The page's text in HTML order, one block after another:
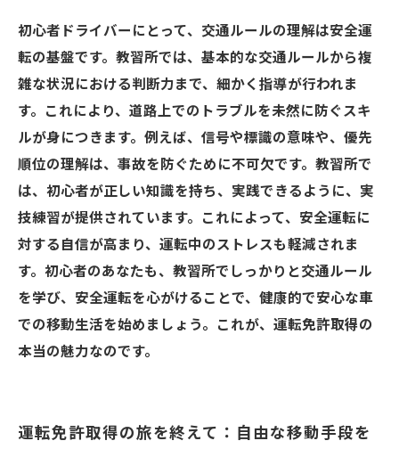
初心者ドライバーにとって、交通ルールの理解は安全運
転の基盤です。教習所では、基本的な交通ルールから複
雑な状況における判断力まで、細かく指導が行われま
す。これにより、道路上でのトラブルを未然に防ぐスキ
ルが身につきます。例えば、信号や標識の意味や、優先
順位の理解は、事故を防ぐために不可欠です。教習所で
は、初心者が正しい知識を持ち、実践できるように、実
技練習が提供されています。これによって、安全運転に
対する自信が高まり、運転中のストレスも軽減されま
す。初心者のあなたも、教習所でしっかりと交通ルール
を学び、安全運転を心がけることで、健康的で安心な車
での移動生活を始めましょう。これが、運転免許取得の
本当の魅力なのです。
運転免許取得の旅を終えて：自由な移動手段を